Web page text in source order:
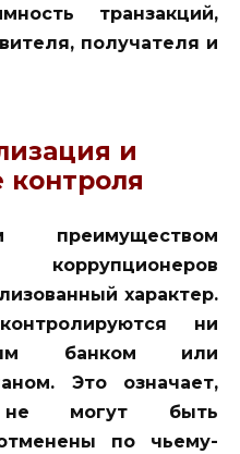
транзакций,
получателя и
и
контроля
преимуществом
характер.
ни
банком или
Это означает,
не могут быть
по чьему-